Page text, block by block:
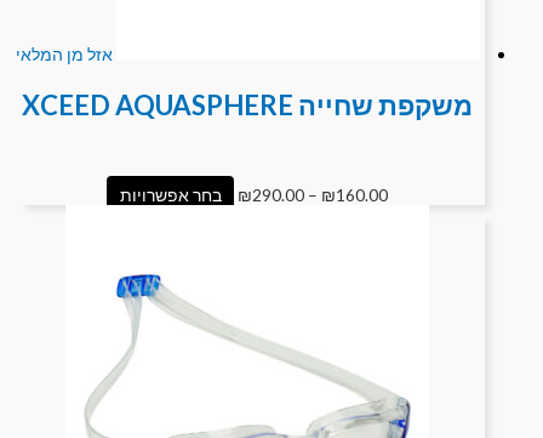
אזל מן המלאי
משקפת שחייה XCEED AQUASPHERE
₪160.00
–
₪290.00 בחר אפשרויות